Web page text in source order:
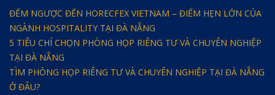
ĐẾM NGƯỢC ĐẾN HORECFEX VIETNAM – ĐIỂM HẸN LỚN CỦA
NGÀNH HOSPITALITY TẠI ĐÀ NẴNG
5 TIÊU CHÍ CHỌN PHÒNG HỌP RIÊNG TƯ VÀ CHUYÊN NGHIỆP
TẠI ĐÀ NẴNG
TÌM PHÒNG HỌP RIÊNG TƯ VÀ CHUYÊN NGHIỆP TẠI ĐÀ NẴNG
Ở ĐÂU?